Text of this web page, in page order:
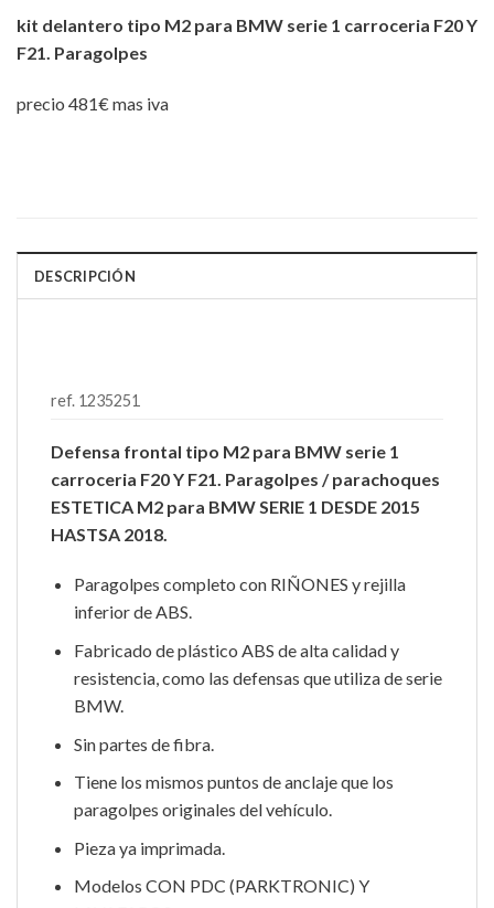
kit delantero tipo M2 para BMW serie 1 carroceria F20 Y
F21. Paragolpes
precio 481€ mas iva
DESCRIPCIÓN
ref. 1235251
Defensa frontal tipo M2 para BMW serie 1
carroceria F20 Y F21. Paragolpes / parachoques
ESTETICA M2 para BMW SERIE 1 DESDE 2015
HASTSA 2018.
Paragolpes completo con RIÑONES y rejilla
inferior de ABS.
Fabricado de plástico ABS de alta calidad y
resistencia, como las defensas que utiliza de serie
BMW.
Sin partes de fibra.
Tiene los mismos puntos de anclaje que los
paragolpes originales del vehículo.
Pieza ya imprimada.
Modelos CON PDC (PARKTRONIC) Y